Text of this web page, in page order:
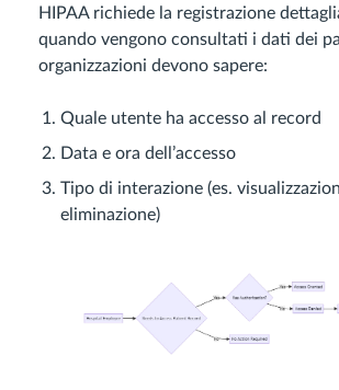
HIPAA richiede la registrazione
quando vengono consultati i dati dei
organizzazioni devono sapere:
Quale utente ha accesso al record
Data e ora dell’accesso
Tipo di interazione (es.
eliminazione)